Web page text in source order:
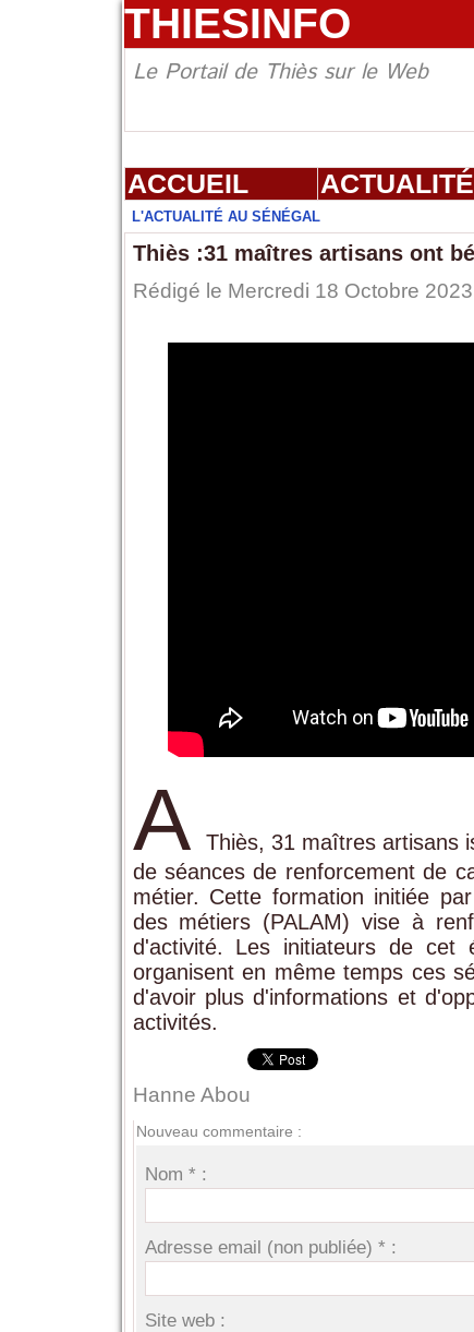
THIESINFO
Le Portail de Thiès sur le Web
ACCUEIL
L'ACTUALITÉ AU SÉNÉGAL
Thiès :31 maîtres artisans ont
Rédigé le Mercredi 18 Octobre
A
Thiès, 31 maîtres artisans
de séances de renforcement de
métier. Cette formation initiée
des métiers (PALAM) vise à
d'activité. Les initiateurs de cet
organisent en même temps ces
d'avoir plus d'informations et
activités.
Hanne Abou
Nouveau commentaire :
Nom * :
Adresse email (non publiée) * :
Site web :